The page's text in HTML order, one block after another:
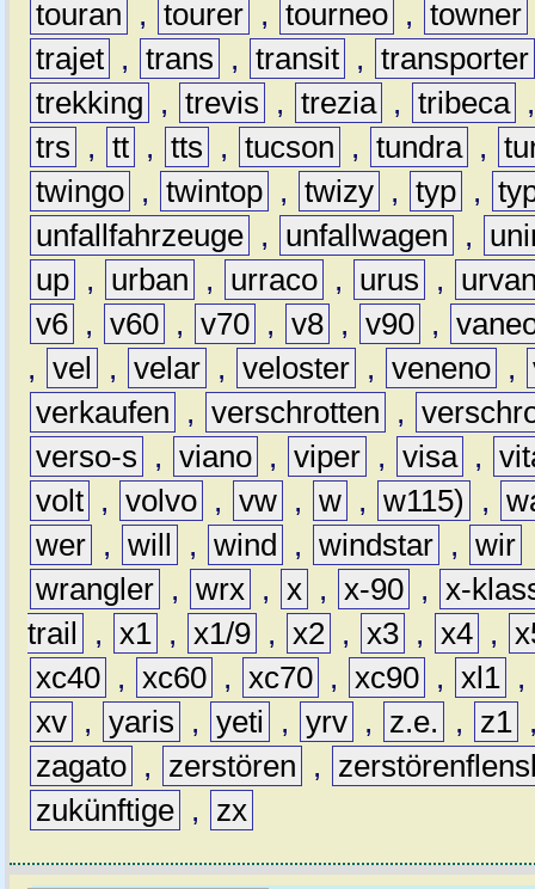
touran , tourer , tourneo , towner
trajet , trans , transit , transporter
trekking
, trevis , trezia , tribeca
trs
, tt , tts , tucson , tundra ,
twingo , twintop , twizy , typ ,
unfallfahrzeuge , unfallwagen ,
up , urban , urraco , urus ,
v6 , v60 , v70 , v8 , v90 ,
, vel , velar , veloster , veneno ,
verkaufen
, verschrotten ,
verso-s
, viano , viper , visa ,
volt , volvo , vw , w , w115) ,
wer , will , wind , windstar , wir
wrangler , wrx , x , x-90 , x-
trail
, x1 , x1/9 , x2 , x3 , x4 ,
xc40 , xc60 , xc70 , xc90 , xl1 ,
xv , yaris , yeti , yrv , z.e. , z1
zagato , zerstören ,
zukünftige , zx